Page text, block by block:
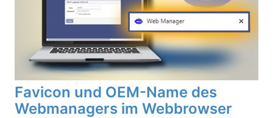
Favicon und OEM-Name des
Webmanagers im Webbrowser